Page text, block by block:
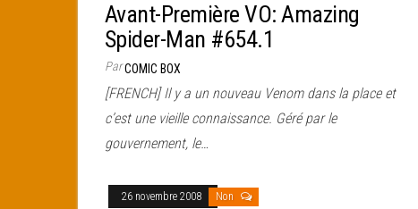
Avant-Première VO: Amazing
Spider-Man #654.1
ParCOMIC BOX
[FRENCH] Il y a un nouveau Venom dans la place et
c’est une vieille connaissance. Géré par le
gouvernement, le…
26 novembre 2008 Non